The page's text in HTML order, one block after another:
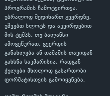
პროგრამის ჩამოტვირთვა.
უბრალოდ შედიხართ გვერდზე,
უშვებთ სლოტს და აკვირდებით
მის ტემპს. თუ ბალანსი
ამოგეწურათ, გვერდის
განახლება ან თამაშის თავიდან
გახსნა საკმარისია, რადგან
ქულები მხოლოდ გასართობი
ფორმატისთვის გამოიყენება.